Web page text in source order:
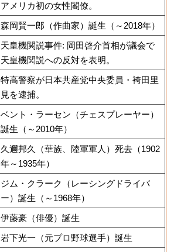
アメリカ初の女性閣僚。
森岡賢一郎（作曲家）誕生（～2018年）
天皇機関説事件: 岡田啓介首相が議会で
天皇機関説への反対を表明。
特高警察が日本共産党中央委員・袴田里
見を逮捕。
ベント・ラーセン（チェスプレーヤー）
誕生（～2010年）
久邇邦久（華族、陸軍軍人）死去（1902
年～1935年）
ジム・クラーク（レーシングドライバ
ー）誕生（～1968年）
伊藤豪（俳優）誕生
岩下光一（元プロ野球選手）誕生